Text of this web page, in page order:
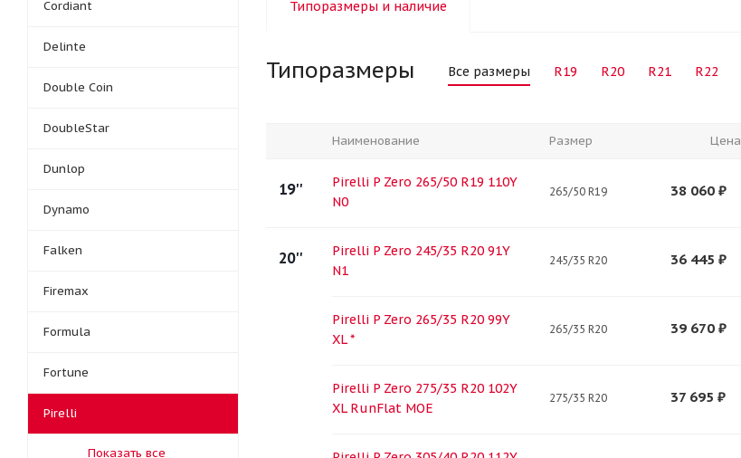
Типоразмеры и наличие
Типоразмеры Все размеры R19 R20 R21 R22
Наименование Размер Цена
19''
Pirelli P Zero 265/50 R19 110Y
N0
265/50 R19 38 060 ₽
20''
Pirelli P Zero 245/35 R20 91Y
N1
245/35 R20 36 445 ₽
Pirelli P Zero 265/35 R20 99Y
XL *
265/35 R20 39 670 ₽
Pirelli P Zero 275/35 R20 102Y
XL RunFlat MOE
275/35 R20 37 695 ₽
Cordiant
Delinte
Double Coin
DoubleStar
Dunlop
Dynamo
Falken
Firemax
Formula
Fortune
Pirelli
Показать все